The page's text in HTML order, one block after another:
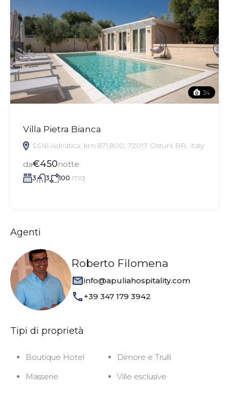
34
Villa Pietra Bianca
SS16 Adriatica, km 871,800, 72017 Ostuni BR, Italy
da€450notte
3 3 100 mq
Agenti
Roberto Filomena
info@apuliahospitality.com
+39 347 179 3942
Tipi di proprietà
Boutique Hotel
Dimore e Trulli
Masserie
Ville esclusive